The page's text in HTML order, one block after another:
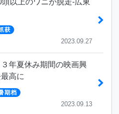
以上のワニが脱走-広東
获
2023.09.27
年夏休み期間の映画興
高に
期档
2023.09.13